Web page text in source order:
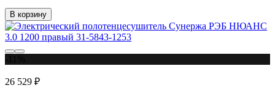
В корзину
26 529 ₽